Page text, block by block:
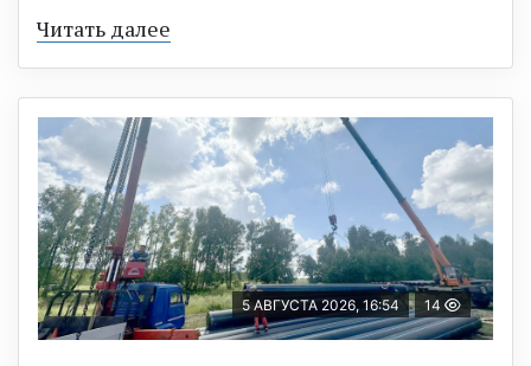
Читать далее
5 АВГУСТА 2026, 16:54 14